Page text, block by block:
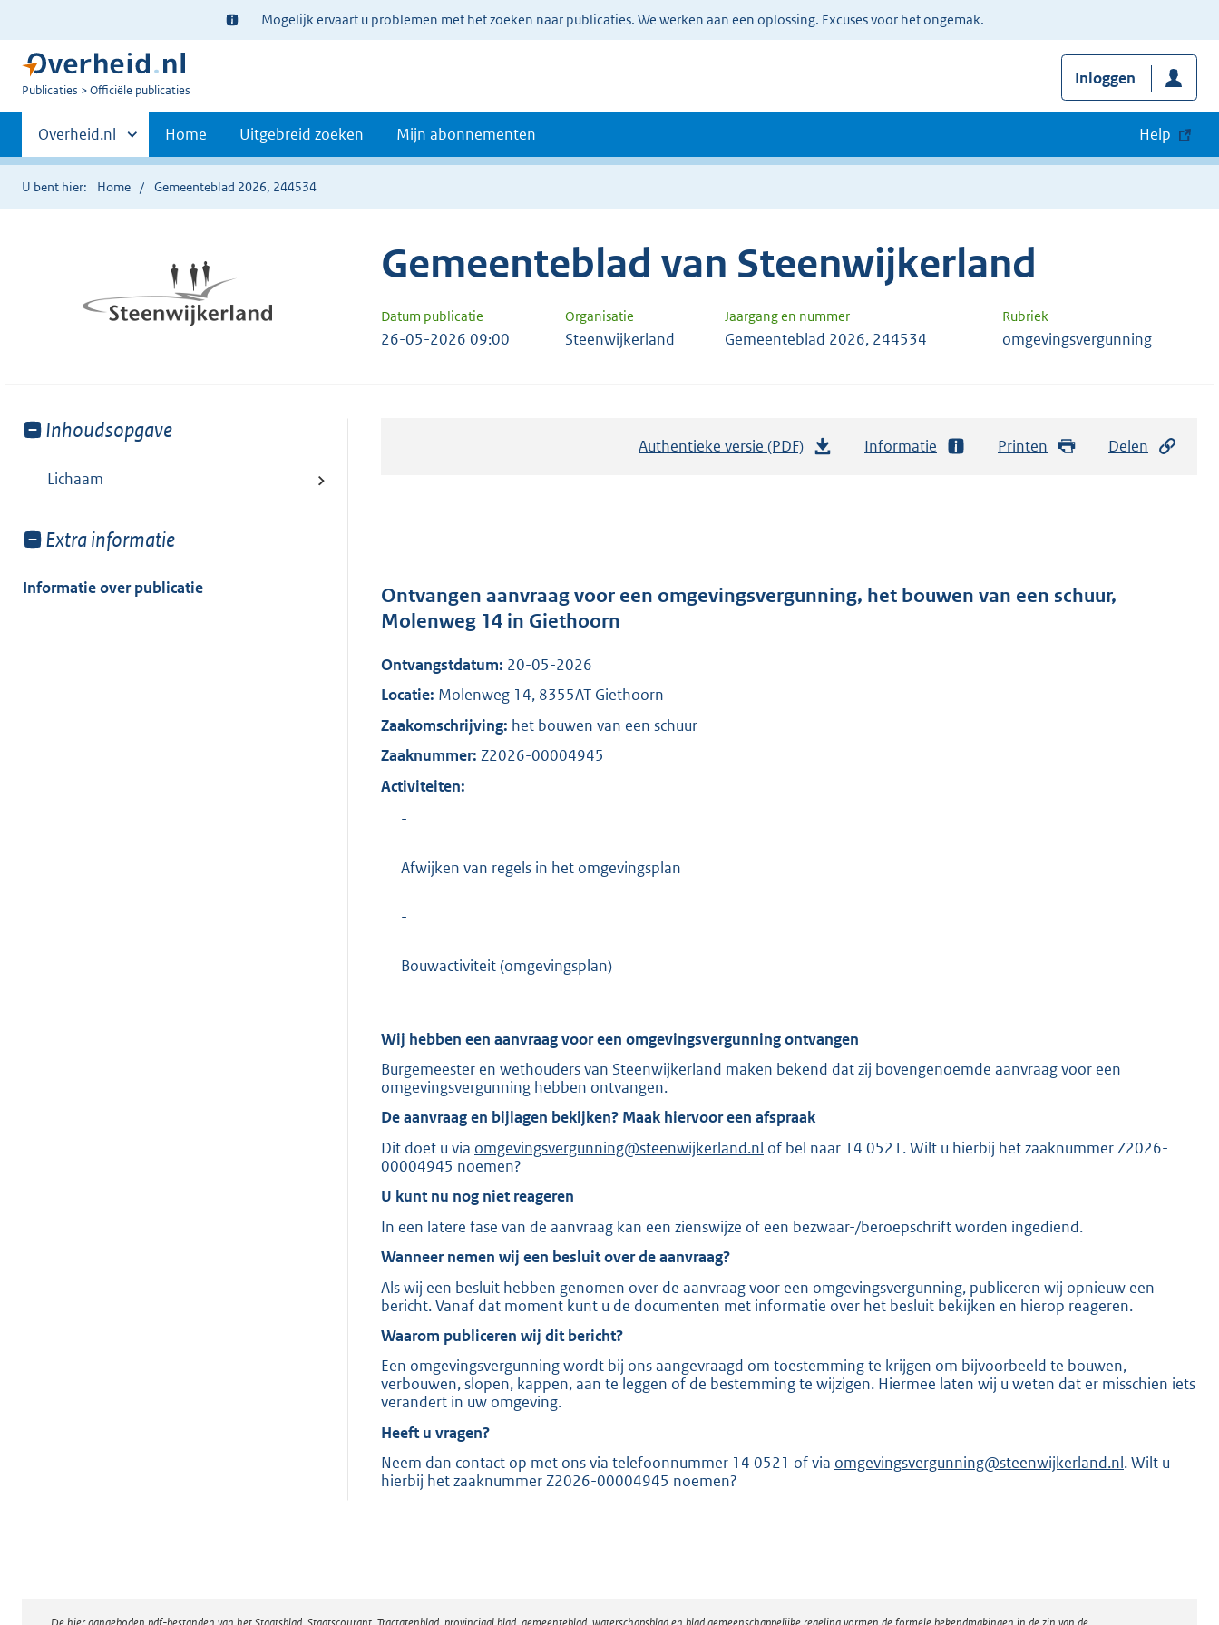
Ter
informatie:
Mogelijk ervaart u problemen met het zoeken naar publicaties. We werken aan een oplossing. Excuses voor het ongemak.
U
Publicaties Officiële publicaties
Inloggen
Primaire
navigatie
Andere
sites
binnen
Overheid.nl Home Uitgebreid zoeken Mijn abonnementen Help
U bent hier: Home Gemeenteblad 2026, 244534
Gemeenteblad van Steenwijkerland
Datum publicatie Organisatie Jaargang en nummer Rubriek
26-05-2026 09:00 Steenwijkerland Gemeenteblad 2026, 244534 omgevingsvergunning
Toon
van:
Inhoudsopgave
Lichaam
Toon
van:
Extra informatie
Informatie over publicatie
Authentieke versie (PDF)
d
Informatie Printen Delen
Ontvangen aanvraag voor een omgevingsvergunning, het bouwen van een schuur,
Molenweg 14 in Giethoorn
Ontvangstdatum: 20-05-2026
Locatie: Molenweg 14, 8355AT Giethoorn
Zaakomschrijving: het bouwen van een schuur
Zaaknummer: Z2026-00004945
Activiteiten:
-
Afwijken van regels in het omgevingsplan
-
Bouwactiviteit (omgevingsplan)
Wij hebben een aanvraag voor een omgevingsvergunning ontvangen
Burgemeester en wethouders van Steenwijkerland maken bekend dat zij bovengenoemde aanvraag voor een
omgevingsvergunning hebben ontvangen.
De aanvraag en bijlagen bekijken? Maak hiervoor een afspraak
Dit doet u via omgevingsvergunning@steenwijkerland.nl of bel naar 14 0521. Wilt u hierbij het zaaknummer Z2026-
00004945 noemen?
U kunt nu nog niet reageren
In een latere fase van de aanvraag kan een zienswijze of een bezwaar-/beroepschrift worden ingediend.
Wanneer nemen wij een besluit over de aanvraag?
Als wij een besluit hebben genomen over de aanvraag voor een omgevingsvergunning, publiceren wij opnieuw een
bericht. Vanaf dat moment kunt u de documenten met informatie over het besluit bekijken en hierop reageren.
Waarom publiceren wij dit bericht?
Een omgevingsvergunning wordt bij ons aangevraagd om toestemming te krijgen om bijvoorbeeld te bouwen,
verbouwen, slopen, kappen, aan te leggen of de bestemming te wijzigen. Hiermee laten wij u weten dat er misschien iets
verandert in uw omgeving.
Heeft u vragen?
Neem dan contact op met ons via telefoonnummer 14 0521 of via omgevingsvergunning@steenwijkerland.nl. Wilt u
hierbij het zaaknummer Z2026-00004945 noemen?